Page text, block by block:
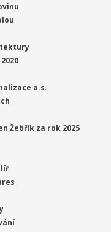
a.s.
Žebřík za rok 2025